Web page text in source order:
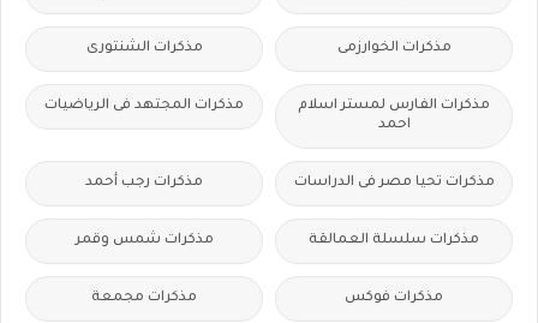
مذكرات الخوارزمى مذكرات الشنتورى
مذكرات الفارس لمستر اسلام
احمد
مذكرات المجتهد فى الرياضيات
مذكرات تحيا مصر فى الدراسات مذكرات رجب أحمد
مذكرات سلسلة العمالقة مذكرات شمس وقمر
مذكرات فوكس مذكرات مجمعة